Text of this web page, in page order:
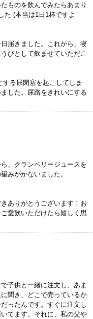
ものを飲んでみたらあまり
た (本当は1日1杯ですよ
届きました。これから、寝
びとして飲ませていただこ
る尿閉塞を起こしてしま
した。尿路をきれいにする
、クランベリージュースを
みがかないました。
ありがとうございます！お
愛飲いただけたら嬉しく思
子供と一緒に注文し、あま
聞き、どこで売っているか
ったんです。すぐに注文し
てます。それに、私の父や